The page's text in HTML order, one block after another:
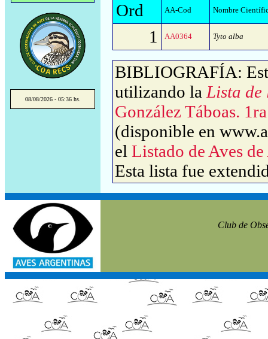
08/08/2026 - 05:36 hs.
Ord
AA-Cod Nombre
1 AA0364 Tyto alba
BIBLIOGRAFÍA:
utilizando la Lista de
González Táboas.
(disponible en
el Listado de Aves
Esta lista fue
Club de